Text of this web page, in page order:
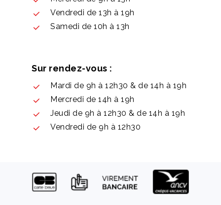
Vendredi de 13h à 19h
Samedi de 10h à 13h
Sur rendez-vous :
Mardi de 9h à 12h30 & de 14h à 19h
Mercredi de 14h à 19h
Jeudi de 9h à 12h30 & de 14h à 19h
Vendredi de 9h à 12h30